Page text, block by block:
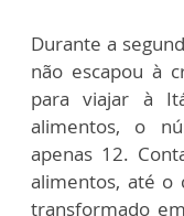
Durante a
não escapou à
para viajar à
alimentos, o
apenas 12.
alimentos, até o
transformado